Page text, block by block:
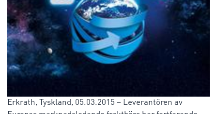
Erkrath, Tyskland, 05.03.2015 – Leverantören av